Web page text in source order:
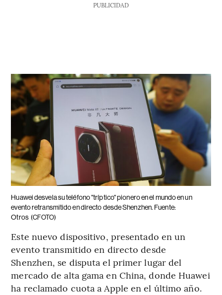
PUBLICIDAD
Huawei desvela su teléfono "tríptico" pionero en el mundo en un
evento retransmitido en directo desde Shenzhen. Fuente:
Otros (CFOTO)
Este nuevo dispositivo, presentado en un
evento transmitido en directo desde
Shenzhen, se disputa el primer lugar del
mercado de alta gama en China, donde Huawei
ha reclamado cuota a Apple en el último año.